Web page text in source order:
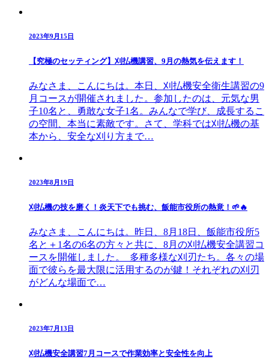
2023年9月15日
【究極のセッティング】刈払機講習、9月の熱気を伝えます！
みなさま、こんにちは。本日、刈払機安全衛生講習の9
月コースが開催されました。参加したのは、元気な男
子10名と、勇敢な女子1名。みんなで学び、成長するこ
の空間、本当に素敵です。さて、学科では刈払機の基
本から、安全な刈り方まで…
2023年8月19日
刈払機の技を磨く！炎天下でも挑む、飯能市役所の熱意！🌱🔥
みなさま、こんにちは。昨日、8月18日、飯能市役所5
名と＋1名の6名の方々と共に、8月の刈払機安全講習コ
ースを開催しました。 多種多様な刈刃たち。各々の場
面で彼らを最大限に活用するのが鍵！それぞれの刈刃
がどんな場面で…
2023年7月13日
刈払機安全講習7月コースで作業効率と安全性を向上